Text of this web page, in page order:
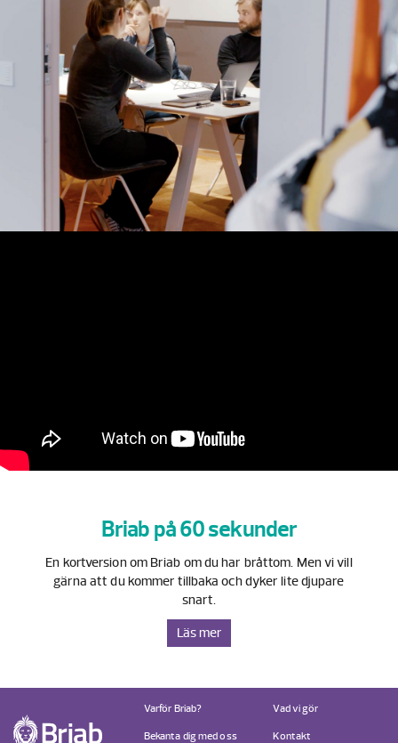
Briab på 60 sekunder
En kortversion om Briab om du har bråttom. Men vi vill
gärna att du kommer tillbaka och dyker lite djupare
snart.
Läs mer
Varför Briab? Vad vi gör
Bekanta dig med oss Kontakt